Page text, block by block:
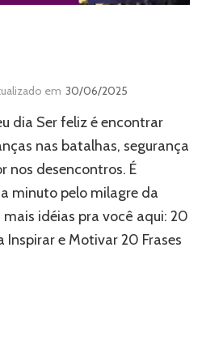
em 30/06/2025
dia Ser feliz é encontrar
nas batalhas, segurança
nos desencontros. É
minuto pelo milagre da
idéias pra você aqui: 20
Inspirar e Motivar 20 Frases